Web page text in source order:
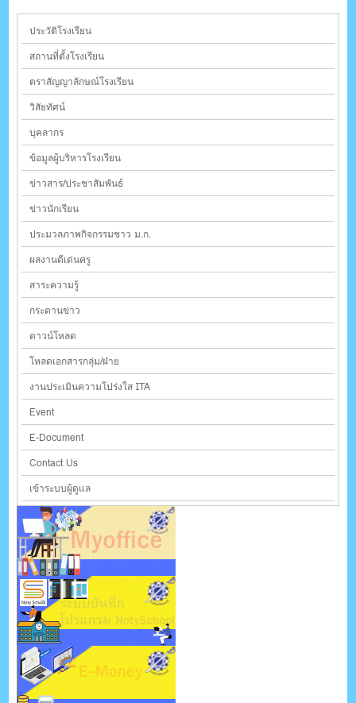
ประวัติโรงเรียน
สถานที่ตั้งโรงเรียน
ตราสัญญาลักษณ์โรงเรียน
วิสัยทัศน์
บุคลากร
ข้อมูลผู้บริหารโรงเรียน
ข่าวสาร/ประชาสัมพันธ์
ข่าวนักเรียน
ประมวลภาพกิจกรรมชาว ม.ก.
ผลงานดีเด่นครู
สาระความรู้
กระดานข่าว
ดาวน์โหลด
โหลดเอกสารกลุ่ม/ฝ่าย
งานประเมินความโปร่งใส ITA
Event
E-Document
Contact Us
เข้าระบบผู้ดูแล